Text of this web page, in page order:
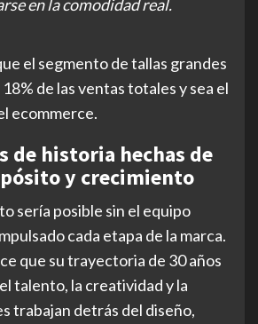
en la comodidad real.
el segmento de tallas grandes
de las ventas totales y sea el
ecommerce.
de historia hechas de
y crecimiento
sería posible sin el equipo
cada etapa de la marca.
que su trayectoria de 30 años
talento, la creatividad y la
trabajan detrás del diseño,